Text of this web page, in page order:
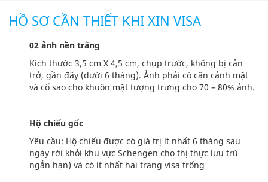
HỒ SƠ CẦN THIẾT KHI XIN VISA
02 ảnh nền trắng
Kích thước 3,5 cm X 4,5 cm, chụp trước, không bị cản
trở, gần đây (dưới 6 tháng). Ảnh phải có cận cảnh mặt
và cổ sao cho khuôn mặt tượng trưng cho 70 – 80% ảnh.
Hộ chiếu gốc
Yêu cầu: Hộ chiếu được có giá trị ít nhất 6 tháng sau
ngày rời khỏi khu vực Schengen cho thị thực lưu trú
ngắn hạn) và có ít nhất hai trang visa trống